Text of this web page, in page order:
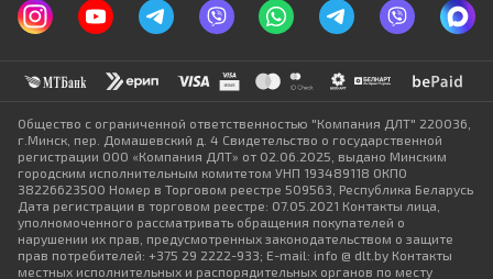
Общество с ограниченной ответственностью "Компания ДЛТ" 220036,
г.Минск, пер. Домашевский д. 4 Свидетельство о государственной
регистрации ООО «Компания ДЛТ» от 02.06.2025, выдано Минским
городским исполнительным комитетом УНП 193489118 ОКПО
38226623500 Номер в Торговом реестре 509563, Республика Беларусь
Дата регистрации в торговом реестре: 07.05.2021 Контакты лица,
уполномоченного рассматривать обращения покупателей о
нарушении их прав, предусмотренных законодательством о защите
прав потребителей: +375 29 2222-933; E-mail: info @ dlt.by Контакты
местных исполнительных и распорядительных органов по месту